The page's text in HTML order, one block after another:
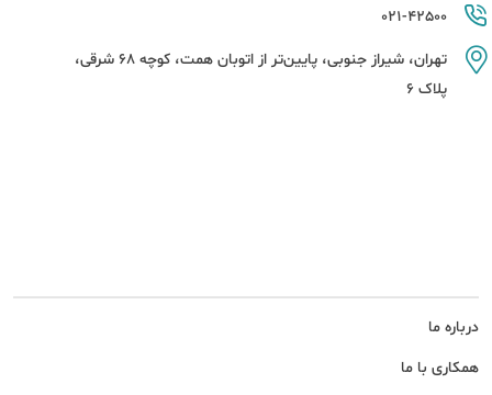
درباره ما
همکاری با ما
021-42500
تهران، شیراز جنوبی، پایین‌تر از اتوبان همت، کوچه 68 شرقی،
پلاک 6